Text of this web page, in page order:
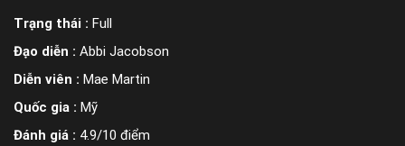
Trạng thái : Full
Đạo diễn : Abbi Jacobson
Diễn viên : Mae Martin
Quốc gia : Mỹ
Đánh giá : 4.9/10 điểm